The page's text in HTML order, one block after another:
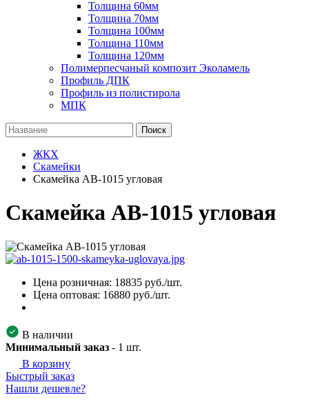
Толщина 60мм
Толщина 70мм
Толщина 100мм
Толщина 110мм
Толщина 120мм
Полимерпесчаный композит Эколамель
Профиль ДПК
Профиль из полистирола
МПК
Поиск
ЖКХ
Скамейки
Скамейка AB-1015 угловая
Скамейка AB-1015 угловая
Цена розничная: 18835 руб./шт.
Цена оптовая: 16880 руб./шт.
В наличии
Минимальный заказ - 1 шт.
В корзину
Быстрый заказ
Нашли дешевле?